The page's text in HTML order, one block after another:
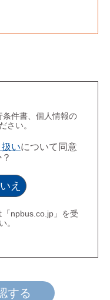
件書、個人情報の
さい。
いについて同意
え
npbus.co.jp」を受
。
する